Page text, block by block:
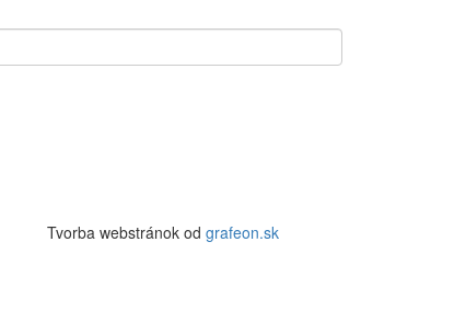
Tvorba webstránok od grafeon.sk